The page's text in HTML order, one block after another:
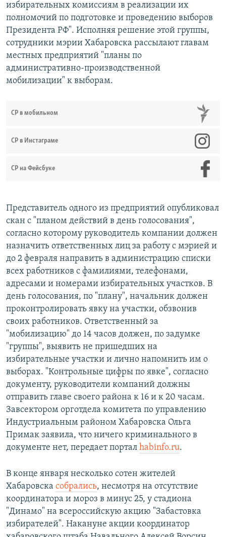
избирательных комиссиям в реализации их
полномочий по подготовке и проведению выборов
Президента РФ". Исполняя решение этой группы,
сотрудники мэрии Хабаровска рассылают главам
местных предприятий "планы по
административно-производственной
мобилизации" к выборам.
СР в мобильном
СР в Инстаграме
СР на Фейсбуке
Представитель одного из предприятий опубликовал
скан с "планом действий в день голосования",
согласно которому руководитель компании должен
назначить ответственных лиц за работу с мэрией и
до 2 февраля направить в администрацию списки
всех работников с фамилиями, телефонами,
адресами и номерами избирательных участков. В
день голосования, по "плану", начальник должен
проконтролировать явку на участки, обзвонив
своих работников. Ответственный за
"мобилизацию" до 14 часов должен, по задумке
"группы", выявить не пришедших на
избирательные участки и лично напомнить им о
выборах. "Контрольные цифры по явке", согласно
документу, руководители компаний должны
отправить главе своего района к 16 и к 20 часам.
Завсектором орготдела комитета по управлению
Индустриальным районом Хабаровска Ольга
Примак заявила, что ничего криминального в
документе нет, передает портал habinfo.ru.
В конце января несколько сотен жителей
Хабаровска собрались, несмотря на отсутствие
координатора и мороз в минус 25, у стадиона
"Динамо" на всероссийскую акцию "Забастовка
избирателей". Накануне акции координатор